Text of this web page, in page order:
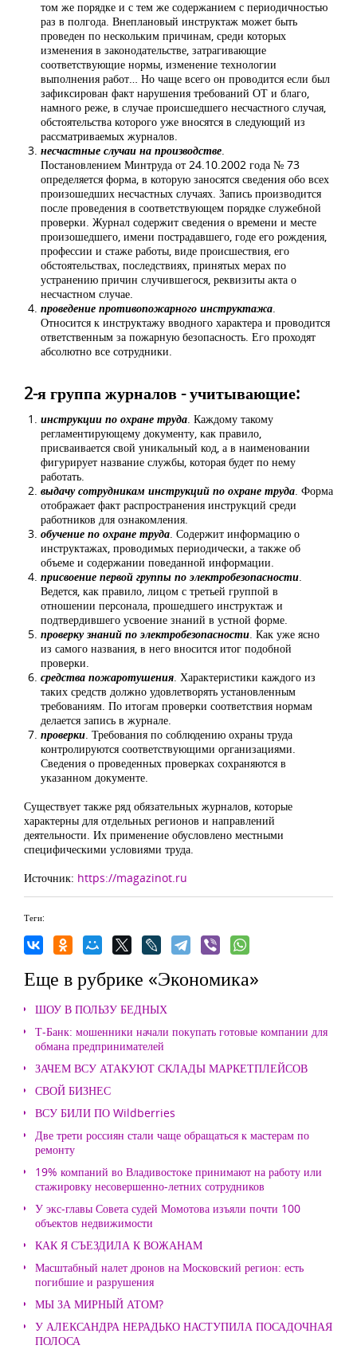
том же порядке и с тем же содержанием с периодичностью
раз в полгода. Внеплановый инструктаж может быть
проведен по нескольким причинам, среди которых
изменения в законодательстве, затрагивающие
соответствующие нормы, изменение технологии
выполнения работ… Но чаще всего он проводится если был
зафиксирован факт нарушения требований ОТ и благо,
намного реже, в случае происшедшего несчастного случая,
обстоятельства которого уже вносятся в следующий из
рассматриваемых журналов.
несчастные случаи на производстве.
Постановлением Минтруда от 24.10.2002 года № 73
определяется форма, в которую заносятся сведения обо всех
произошедших несчастных случаях. Запись производится
после проведения в соответствующем порядке служебной
проверки. Журнал содержит сведения ο времени и месте
произошедшего, имени пострадавшего, годе его рождения,
профессии и стаже работы, виде происшествия, его
обстоятельствах, последствиях, принятых мерах по
устранению причин случившегося, реквизиты акта ο
несчастном случае.
проведение противопожарного инструктажа.
Относится к инструктажу вводного характера и проводится
ответственным за пожарную безопасность. Его проходят
абсолютно все сотрудники.
2-я группа журналов - учитывающие:
инструкции по охране труда. Каждому такому
регламентирующему документу, как правило,
присваивается свой уникальный код, а в наименовании
фигурирует название службы, которая будет по нему
работать.
выдачу сотрудникам инструкций по охране труда. Форма
отображает факт распространения инструкций среди
работников для ознакомления.
обучение по охране труда. Содержит информацию ο
инструктажах, проводимых периодически, а также об
объеме и содержании поведанной информации.
присвоение первой группы по электробезопасности.
Ведется, как правило, лицом с третьей группой в
отношении персонала, прошедшего инструктаж и
подтвердившего усвоение знаний в устной форме.
проверку знаний по электробезопасности. Как уже ясно
из самого названия, в него вносится итог подобной
проверки.
средства пожаротушения. Характеристики каждого из
таких средств должно удовлетворять установленным
требованиям. По итогам проверки соответствия нормам
делается запись в журнале.
проверки. Требования по соблюдению охраны труда
контролируются соответствующими организациями.
Сведения ο проведенных проверках сохраняются в
указанном документе.
Существует также ряд обязательных журналов, которые
характерны для отдельных регионов и направлений
деятельности. Их применение обусловлено местными
специфическими условиями труда.
Источник: https://magazinot.ru
Теги:
Еще в рубрике «Экономика»
ШОУ В ПОЛЬЗУ БЕДНЫХ
Т-Банк: мошенники начали покупать готовые компании для
обмана предпринимателей
ЗАЧЕМ ВСУ АТАКУЮТ СКЛАДЫ МАРКЕТПЛЕЙСОВ
СВОЙ БИЗНЕС
ВСУ БИЛИ ПО Wildberries
Две трети россиян стали чаще обращаться к мастерам по
ремонту
19% компаний во Владивостоке принимают на работу или
стажировку несовершенно-летних сотрудников
У экс-главы Совета судей Момотова изъяли почти 100
объектов недвижимости
КАК Я СЪЕЗДИЛА К ВОЖАНАМ
Масштабный налет дронов на Московский регион: есть
погибшие и разрушения
МЫ ЗА МИРНЫЙ АТОМ?
У АЛЕКСАНДРА НЕРАДЬКО НАСТУПИЛА ПОСАДОЧНАЯ
ПОЛОСА